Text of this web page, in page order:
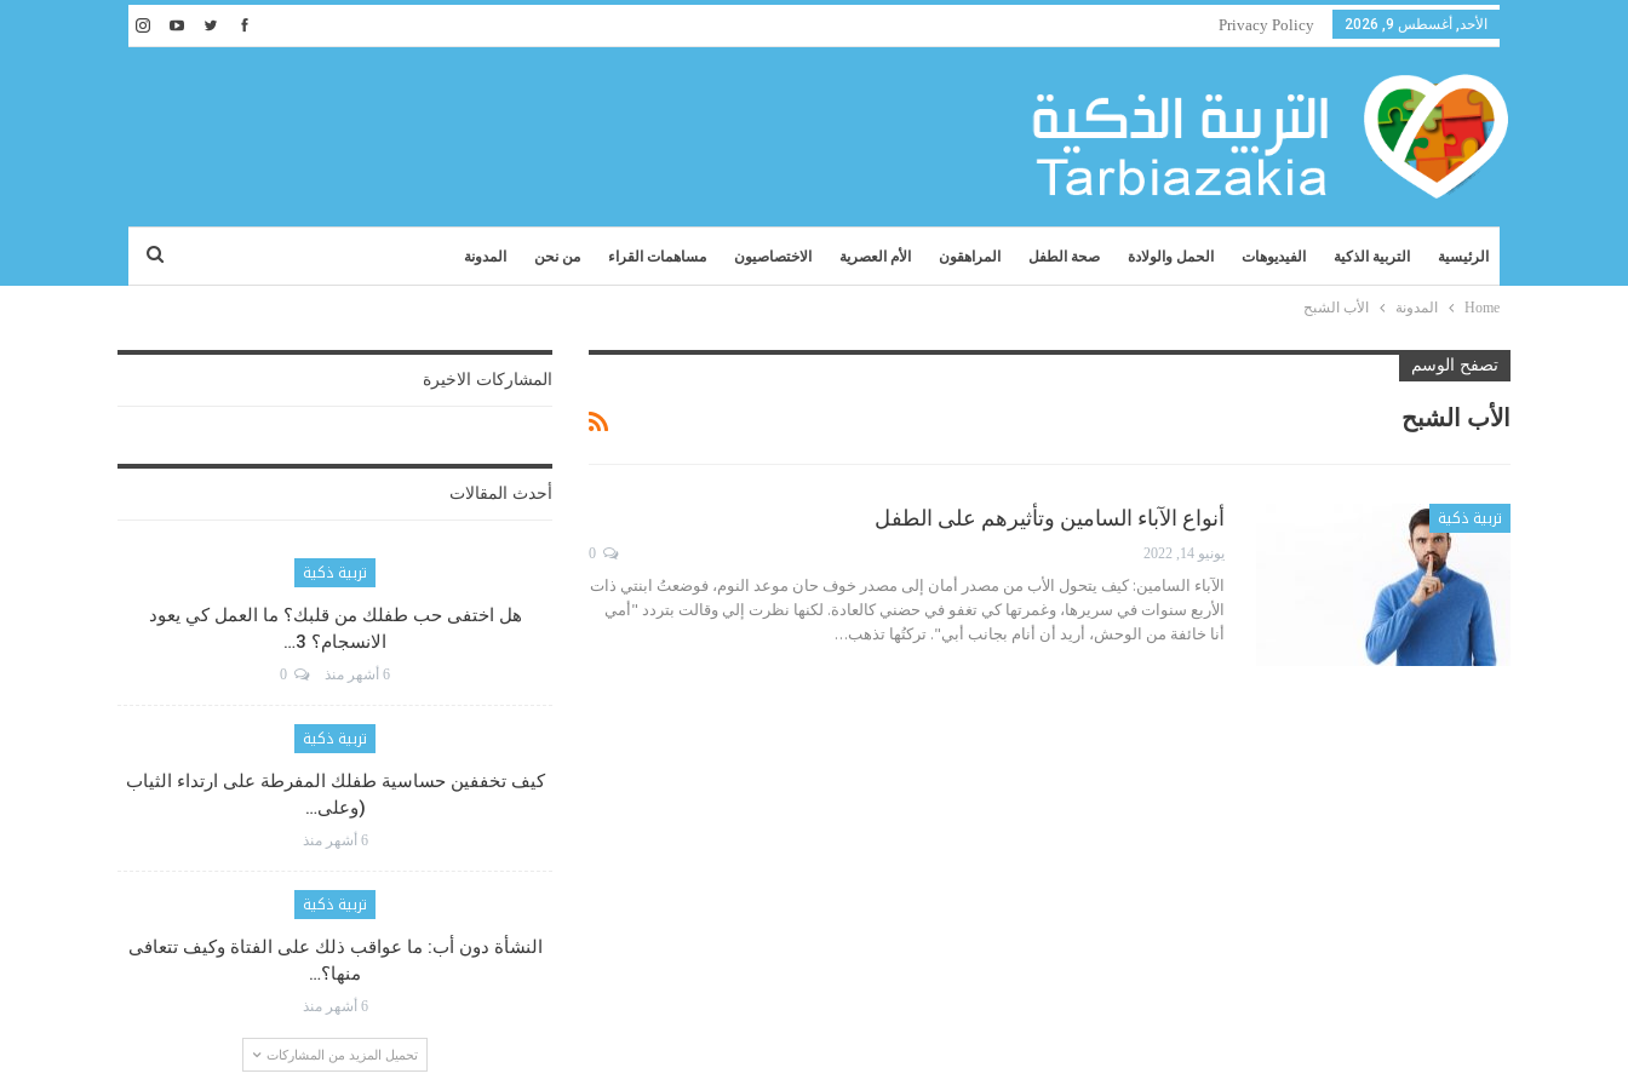
الأحد, أغسطس 9, 2026 Privacy Policy
الرئيسية التربية الذكية الفيديوهات الحمل والولادة صحة الطفل المراهقون الأم العصرية الاختصاصيون مساهمات القراء من نحن المدونة
Home المدونة الأب الشبح
تصفح الوسم
الأب الشبح
تربية ذكية أنواع الآباء السامين وتأثيرهم على الطفل
يونيو 14, 2022
الآباء السامين: كيف يتحول الأب من مصدر أمان إلى مصدر خوف حان موعد النوم، فوضعتُ ابنتي ذات
الأربع سنوات في سريرها، وغمرتها كي تغفو في حضني كالعادة. لكنها نظرت إلي وقالت بتردد "أمي
أنا خائفة من الوحش، أريد أن أنام بجانب أبي". تركتُها تذهب…
المشاركات الاخيرة
أحدث المقالات
تربية ذكية
هل اختفى حب طفلك من قلبك؟ ما العمل كي يعود
الانسجام؟ 3…
6 أشهر منذ
تربية ذكية
كيف تخففين حساسية طفلك المفرطة على ارتداء الثياب
(وعلى…
6 أشهر منذ
تربية ذكية
النشأة دون أب: ما عواقب ذلك على الفتاة وكيف تتعافى
منها؟…
6 أشهر منذ
تحميل المزيد من المشاركات